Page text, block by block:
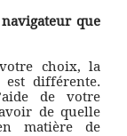
que
choix, la
différente.
de votre
de quelle
matière de